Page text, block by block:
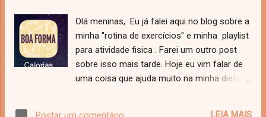
Olá meninas, Eu já falei aqui no blog sobre a
minha "rotina de exercícios" e minha playlist
para atividade fisica . Farei um outro post
sobre isso mais tarde. Hoje eu vim falar de
uma coisa que ajuda muito na minha dieta é
LEIA MAIS